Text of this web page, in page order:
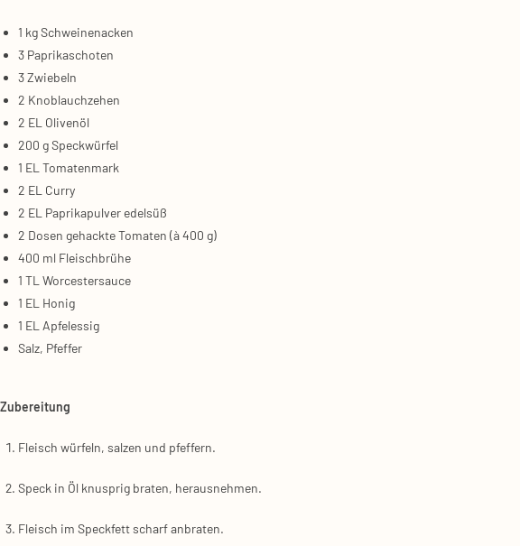
1 kg Schwei­ne­na­cken
3 Papri­ka­scho­ten
3 Zwie­beln
2 Knob­lauch­ze­hen
2 EL Oli­ven­öl
200 g Speck­wür­fel
1 EL Toma­ten­mark
2 EL Cur­ry
2 EL Papri­ka­pul­ver edel­süß
2 Dosen gehack­te Toma­ten (à 400 g)
400 ml Fleisch­brü­he
1 TL Worces­ter­sauce
1 EL Honig
1 EL Apfel­es­sig
Salz, Pfef­fer
Zube­rei­tung
Fleisch wür­feln, sal­zen und pfef­fern.
Speck in Öl knusp­rig bra­ten, her­aus­neh­men.
Fleisch im Speck­fett scharf anbra­ten.